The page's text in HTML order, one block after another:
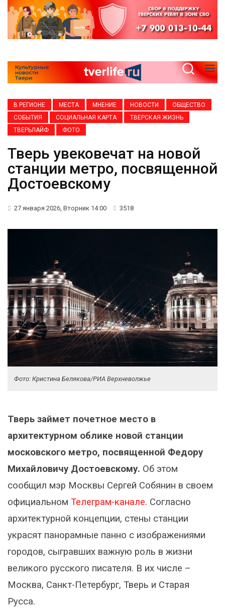
В РЕГИОНЕ МЕСТА МНЕНИЕ НОВОСТИ
ОБЩЕСТВО
СОБЫТИЯ
СОЦИАЛЬНАЯ КАРТА
ТВЕРСКАЯ ЖИЗНЬ
ТВЕРЬЛАЙФ
ФОТО
Тверь увековечат на новой
станции метро, посвященной
Достоевскому
27 января 2026, Вторник 14:00 3518
Фото: Кристина Белякова/РИА Верхневолжье
Тверь займет почетное место в
архитектурном облике новой станции
московского метро, посвященной Федору
Михайловичу Достоевскому. Об этом
сообщил мэр Москвы Сергей Собянин в своем
официальном Телеграм-канале. Согласно
архитектурной концепции, стены станции
украсят панорамные панно с изображениями
городов, сыгравших важную роль в жизни
великого русского писателя. В их числе –
Москва, Санкт-Петербург, Тверь и Старая
Русса.